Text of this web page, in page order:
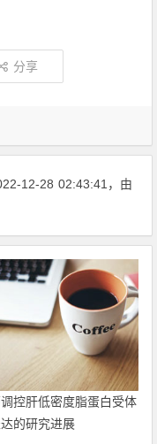
分享
12-28 02:43:41，由
控肝低密度脂蛋白受体
的研究进展